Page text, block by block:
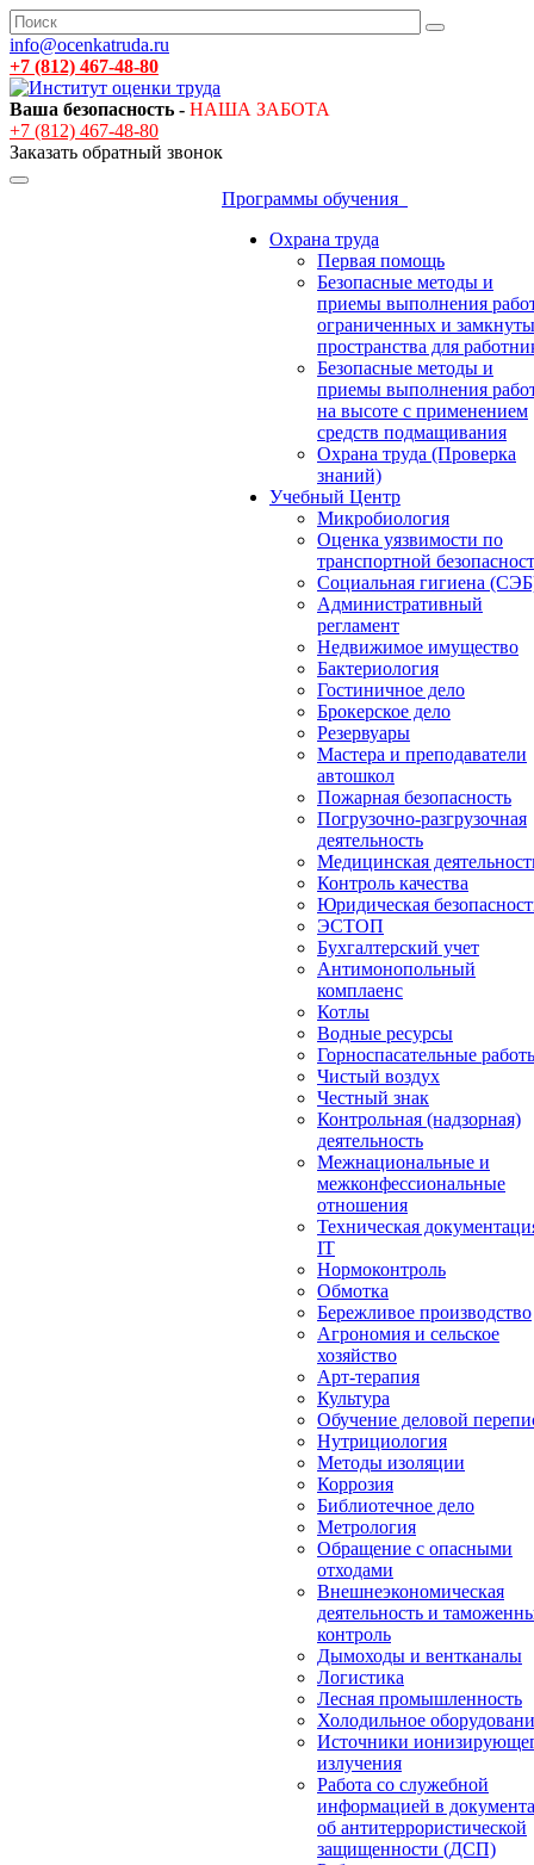
info@ocenkatruda.ru
+7 (812) 467-48-80
Ваша безопасность - НАША ЗАБОТА
+7 (812) 467-48-80
Заказать обратный звонок
Программы обучения
Охрана труда
Первая помощь
Безопасные методы и
приемы выполнения
ограниченных и
пространства для
Безопасные методы и
приемы выполнения
на высоте с применением
средств подмащивания
Охрана труда (Проверка
знаний)
Учебный Центр
Микробиология
Оценка уязвимости по
транспортной
Социальная гигиена
Административный
регламент
Недвижимое имущество
Бактериология
Гостиничное дело
Брокерское дело
Резервуары
Мастера и преподаватели
автошкол
Пожарная безопасность
Погрузочно-разгрузочная
деятельность
Медицинская
Контроль качества
Юридическая
ЭСТОП
Бухгалтерский учет
Антимонопольный
комплаенс
Котлы
Водные ресурсы
Горноспасательные
Чистый воздух
Честный знак
Контрольная (надзорная)
деятельность
Межнациональные и
межконфессиональные
отношения
Техническая
IT
Нормоконтроль
Обмотка
Бережливое производство
Агрономия и сельское
хозяйство
Арт-терапия
Культура
Обучение деловой
Нутрициология
Методы изоляции
Коррозия
Библиотечное дело
Метрология
Обращение с опасными
отходами
Внешнеэкономическая
деятельность и
контроль
Дымоходы и вентканалы
Логистика
Лесная промышленность
Холодильное
Источники
излучения
Работа со служебной
информацией в
об антитеррористической
защищенности (ДСП)